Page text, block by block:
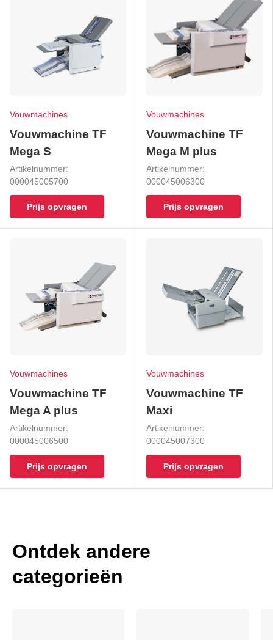
Vouwmachines
Vouwmachine TF
Mega S
Artikelnummer:
000045005700
Prijs opvragen
Vouwmachines
Vouwmachine TF
Mega M plus
Artikelnummer:
000045006300
Prijs opvragen
Vouwmachines
Vouwmachine TF
Mega A plus
Artikelnummer:
000045006500
Prijs opvragen
Vouwmachines
Vouwmachine TF
Maxi
Artikelnummer:
000045007300
Prijs opvragen
Ontdek andere
categorieën